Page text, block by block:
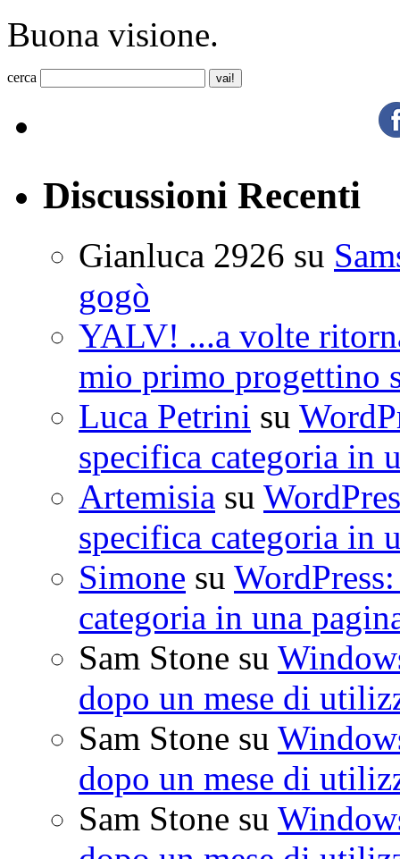
Buona visione.
cerca
Discussioni Recenti
Gianluca 2926 su
gogò
YALV! ...a volte
mio primo progettino
Luca Petrini su
specifica categoria in
Artemisia su
specifica categoria in
Simone su
categoria in una
Sam Stone su
dopo un mese di
Sam Stone su
dopo un mese di
Sam Stone su